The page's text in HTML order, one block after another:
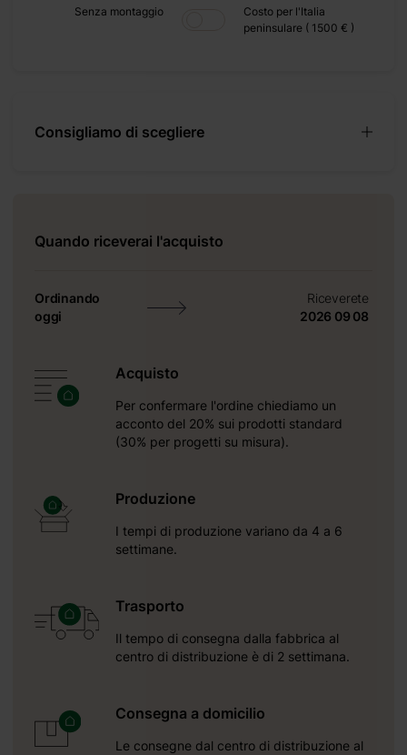
Senza montaggio
Costo per l'Italia
peninsulare ( 1500 € )
Consigliamo di scegliere
Quando riceverai l'acquisto
Ordinando
oggi
Riceverete
2026 09 08
Acquisto
Per confermare l'ordine chiediamo un
acconto del 20% sui prodotti standard
(30% per progetti su misura).
Produzione
I tempi di produzione variano da 4 a 6
settimane.
Trasporto
Il tempo di consegna dalla fabbrica al
centro di distribuzione è di 2 settimana.
Consegna a domicilio
Le consegne dal centro di distribuzione al
€